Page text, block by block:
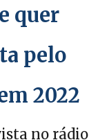
quer
pelo
2022
no rádio